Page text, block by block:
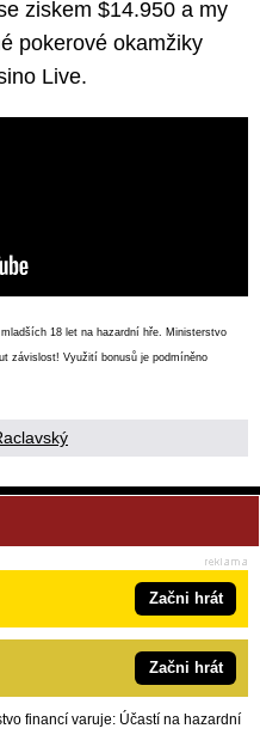
ziskem $14.950 a my
pokerové okamžiky
Live.
18 let na hazardní hře. Ministerstvo
závislost! Využití bonusů je podmíněno
Začni hrát
Začni hrát
financí varuje: Účastí na hazardní